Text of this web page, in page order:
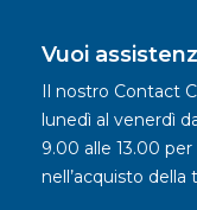
Vuoi
Il nostro Contact
lunedì al venerdì
9.00 alle 13.00
nell’acquisto della